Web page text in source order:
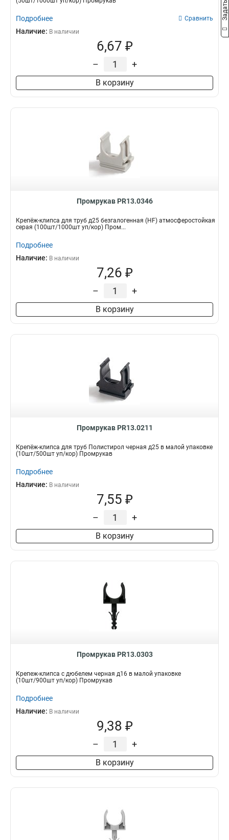
Подробнее Сравнить
Наличие: В наличии
6,67 ₽
– +
В корзину
Промрукав PR13.0346
Крепёж-клипса для труб д25 безгалогенная (HF) атмосферостойкая
серая (100шт/1000шт уп/кор) Пром...
Подробнее
Наличие: В наличии
7,26 ₽
– +
В корзину
Промрукав PR13.0211
Крепёж-клипса для труб Полистирол черная д25 в малой упаковке
(10шт/500шт уп/кор) Промрукав
Подробнее
Наличие: В наличии
7,55 ₽
– +
В корзину
Промрукав PR13.0303
Крепеж-клипса с дюбелем черная д16 в малой упаковке
(10шт/900шт уп/кор) Промрукав
Подробнее
Наличие: В наличии
9,38 ₽
– +
В корзину